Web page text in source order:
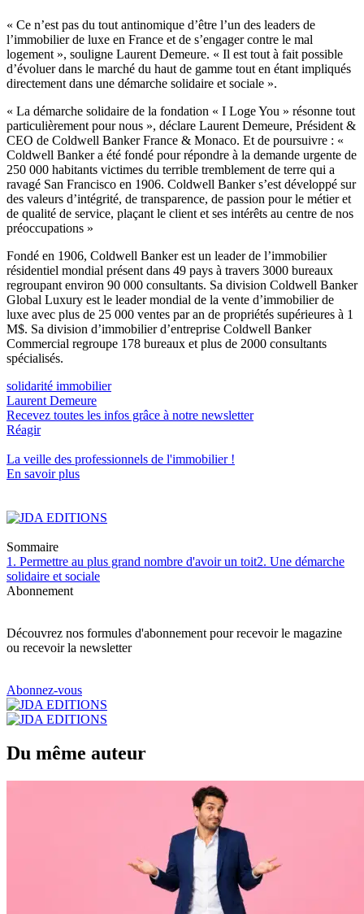
« Ce n’est pas du tout antinomique d’être l’un des leaders de
l’immobilier de luxe en France et de s’engager contre le mal
logement », souligne Laurent Demeure. « Il est tout à fait possible
d’évoluer dans le marché du haut de gamme tout en étant impliqués
directement dans une démarche solidaire et sociale ».
« La démarche solidaire de la fondation « I Loge You » résonne tout
particulièrement pour nous », déclare Laurent Demeure, Président &
CEO de Coldwell Banker France & Monaco. Et de poursuivre : «
Coldwell Banker a été fondé pour répondre à la demande urgente de
250 000 habitants victimes du terrible tremblement de terre qui a
ravagé San Francisco en 1906. Coldwell Banker s’est développé sur
des valeurs d’intégrité, de transparence, de passion pour le métier et
de qualité de service, plaçant le client et ses intérêts au centre de nos
préoccupations »
Fondé en 1906, Coldwell Banker est un leader de l’immobilier
résidentiel mondial présent dans 49 pays à travers 3000 bureaux
regroupant environ 90 000 consultants. Sa division Coldwell Banker
Global Luxury est le leader mondial de la vente d’immobilier de
luxe avec plus de 25 000 ventes par an de propriétés supérieures à 1
M$. Sa division d’immobilier d’entreprise Coldwell Banker
Commercial regroupe 178 bureaux et plus de 2000 consultants
spécialisés.
solidarité immobilier
Laurent Demeure
Recevez toutes les infos grâce à notre newsletter
Réagir
La veille des professionnels de l'immobilier!
En savoir plus
Sommaire
1. Permettre au plus grand nombre d'avoir un toit2. Une démarche
solidaire et sociale
Abonnement
Découvrez nos formules d'abonnement pour recevoir le magazine
ou recevoir la newsletter
Abonnez-vous
Du même auteur